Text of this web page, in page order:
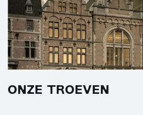
ONZE TROEVEN